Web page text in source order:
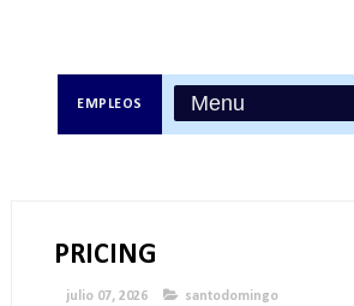
EMPLEOS
PRICING
julio 07, 2026 santodomingo